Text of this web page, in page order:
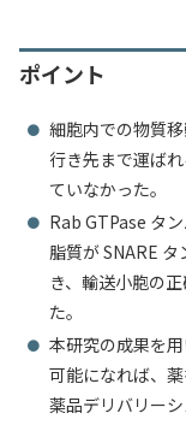
ポイント
細胞内での物質
行き先まで運ば
ていなかった。
Rab GTPase タ
脂質が SNARE タ
き、輸送小胞の
た。
本研究の成果を
可能になれば、
薬品デリバリー